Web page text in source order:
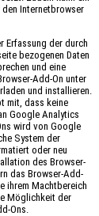
Internetbrowser
Erfassung der durch
bezogenen Daten
und eine
Add-On unter
und installieren.
mit, dass keine
Google Analytics
wird von Google
System der
oder neu
des Browser-
das Browser-Add-
ihrem Machtbereich
Möglichkeit der
Ons.